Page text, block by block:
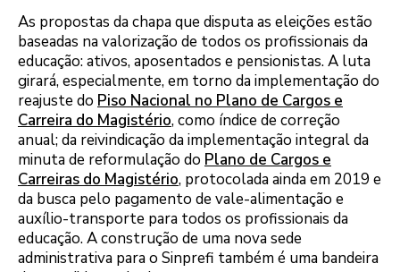
As propostas da chapa que disputa as eleições estão
baseadas na valorização de todos os profissionais da
educação: ativos, aposentados e pensionistas. A luta
girará, especialmente, em torno da implementação do
reajuste do Piso Nacional no Plano de Cargos e
Carreira do Magistério, como índice de correção
anual; da reivindicação da implementação integral da
minuta de reformulação do Plano de Cargos e
Carreiras do Magistério, protocolada ainda em 2019 e
da busca pelo pagamento de vale-alimentação e
auxílio-transporte para todos os profissionais da
educação. A construção de uma nova sede
administrativa para o Sinprefi também é uma bandeira